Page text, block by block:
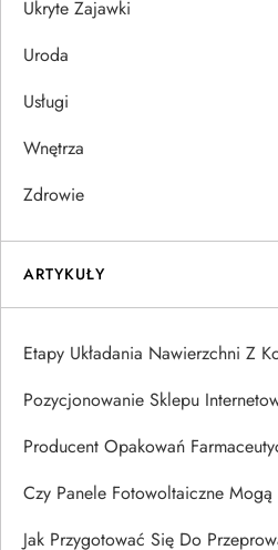
Ukryte Zajawki
Uroda
Usługi
Wnętrza
Zdrowie
ARTYKUŁY
Etapy Układania Nawierzchni Z
Pozycjonowanie Sklepu
Producent Opakowań
Czy Panele Fotowoltaiczne
Jak Przygotować Się Do